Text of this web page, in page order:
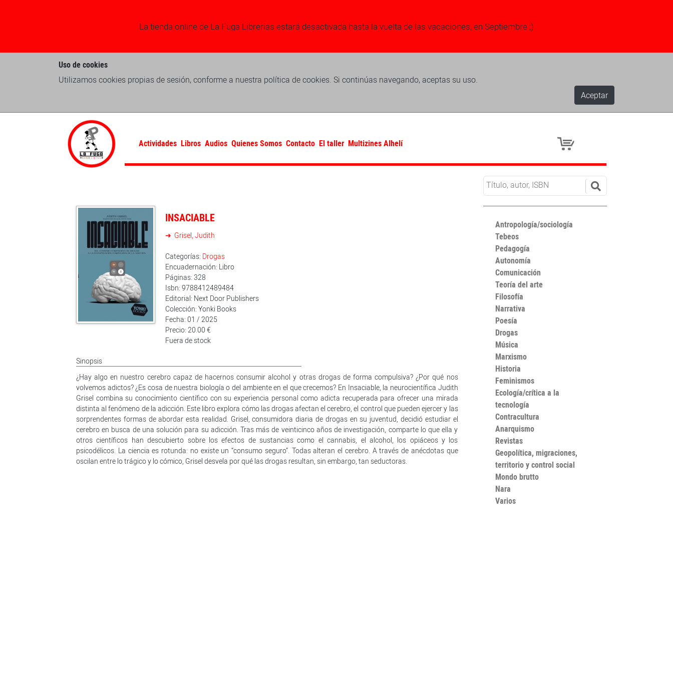
La tienda online de La Fuga Librerias estará desactivada hasta la vuelta de las vacaciones, en Septiembre ;)
Uso de cookies
Utilizamos cookies propias de sesión, conforme a nuestra política de cookies. Si continúas navegando, aceptas su uso.
Aceptar
Actividades Libros Audios Quienes Somos Contacto El taller Multizines Alhelí
INSACIABLE
Grisel, Judith
Categorías: Drogas
Encuadernación: Libro
Páginas: 328
Isbn: 9788412489484
Editorial: Next Door Publishers
Colección: Yonki Books
Fecha: 01 / 2025
Precio: 20.00 €
Fuera de stock
Sinopsis
¿Hay algo en nuestro cerebro capaz de hacernos consumir alcohol y otras drogas de forma compulsiva? ¿Por qué nos
volvemos adictos? ¿Es cosa de nuestra biología o del ambiente en el que crecemos? En Insaciable, la neurocientífica Judith
Grisel combina su conocimiento científico con su experiencia personal como adicta recuperada para ofrecer una mirada
distinta al fenómeno de la adicción. Este libro explora cómo las drogas afectan el cerebro, el control que pueden ejercer y las
sorprendentes formas de abordar esta realidad. Grisel, consumidora diaria de drogas en su juventud, decidió estudiar el
cerebro en busca de una solución para su adicción. Tras más de veinticinco años de investigación, comparte lo que ella y
otros científicos han descubierto sobre los efectos de sustancias como el cannabis, el alcohol, los opiáceos y los
psicodélicos. La ciencia es rotunda: no existe un “consumo seguro”. Todas alteran el cerebro. A través de anécdotas que
oscilan entre lo trágico y lo cómico, Grisel desvela por qué las drogas resultan, sin embargo, tan seductoras.
Antropología/sociología
Tebeos
Pedagogía
Autonomía
Comunicación
Teoría del arte
Filosofía
Narrativa
Poesía
Drogas
Música
Marxismo
Historia
Feminismos
Ecología/crítica a la
tecnología
Contracultura
Anarquismo
Revistas
Geopolítica, migraciones,
territorio y control social
Mondo brutto
Nara
Varios